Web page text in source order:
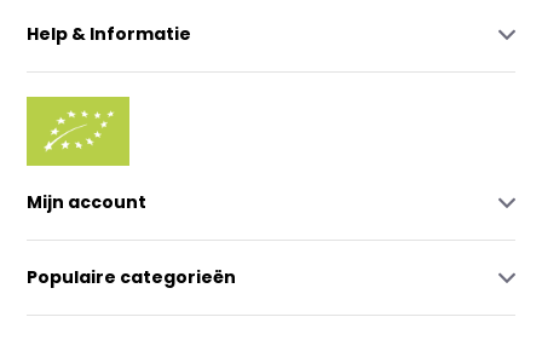
Help & Informatie
Mijn account
Populaire categorieën